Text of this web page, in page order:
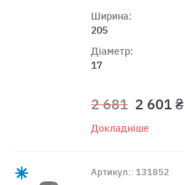
Ширина:
205
Діаметр:
17
2 681 2 601 ₴
Докладніше
Артикул:: 131852